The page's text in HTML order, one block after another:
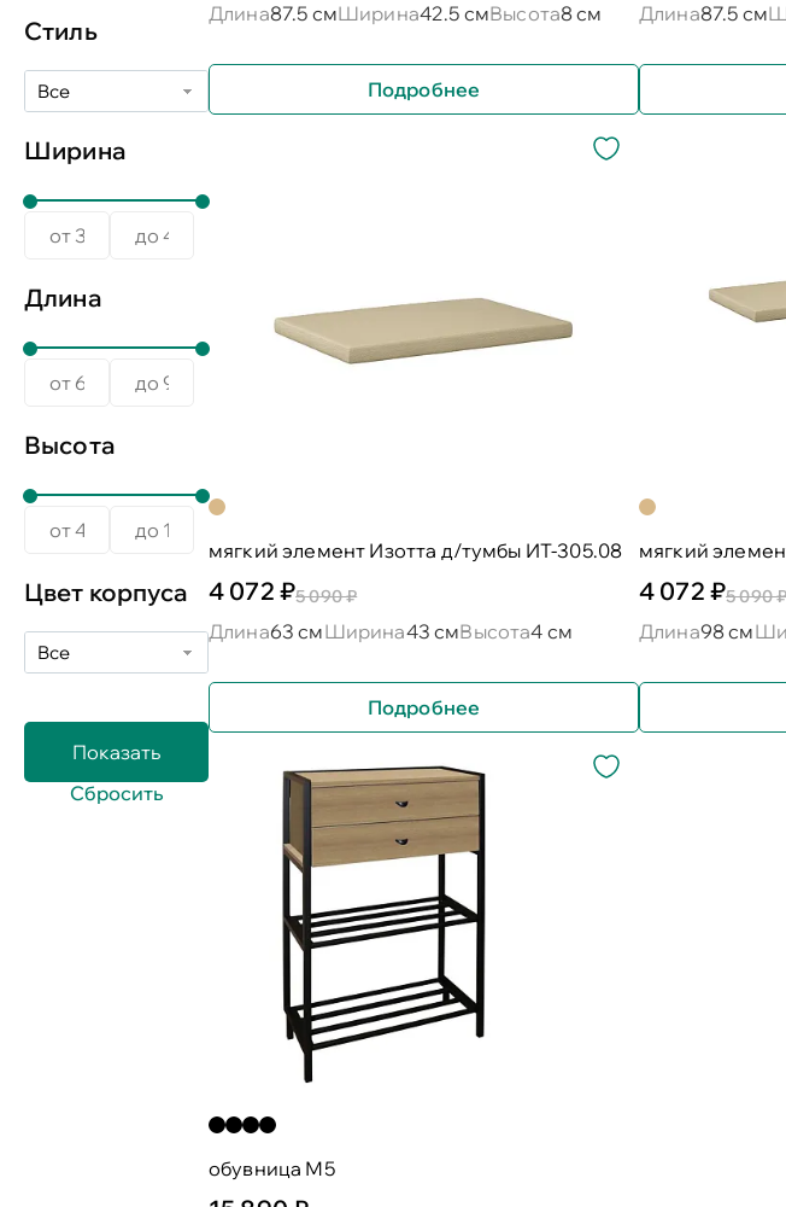
Стиль
Все
Ширина
Длина
Высота
Цвет корпуса
Все
Длина87.5 смШирина42.5 смВысота8 см
Подробнее
Длина87.5 см
мягкий элемент Изотта д/тумбы ИТ-305.08
4 072 ₽5 090 ₽
Длина63 смШирина43 смВысота4 см
Подробнее
мягкий
4 072 ₽5 090 ₽
Длина98 см
обувница М5